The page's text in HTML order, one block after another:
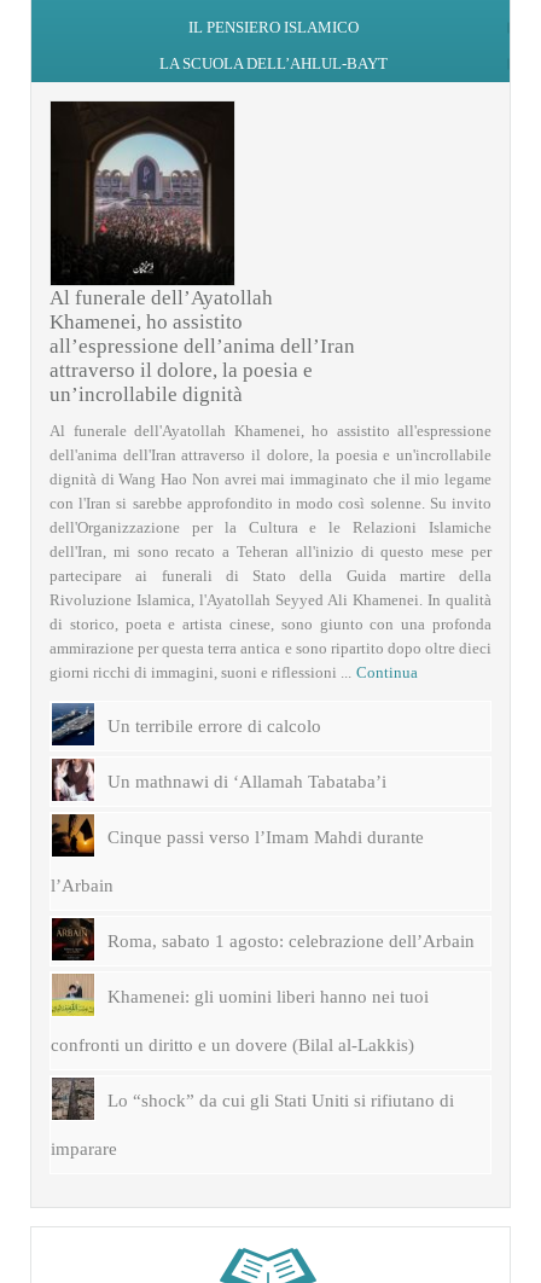
IL PENSIERO ISLAMICO
LA SCUOLA DELL’AHLUL-BAYT
Al funerale dell’Ayatollah
Khamenei, ho assistito
all’espressione dell’anima dell’Iran
attraverso il dolore, la poesia e
un’incrollabile dignità
Al funerale dell'Ayatollah Khamenei, ho assistito all'espressione
dell'anima dell'Iran attraverso il dolore, la poesia e un'incrollabile
dignità di Wang Hao Non avrei mai immaginato che il mio legame
con l'Iran si sarebbe approfondito in modo così solenne. Su invito
dell'Organizzazione per la Cultura e le Relazioni Islamiche
dell'Iran, mi sono recato a Teheran all'inizio di questo mese per
partecipare ai funerali di Stato della Guida martire della
Rivoluzione Islamica, l'Ayatollah Seyyed Ali Khamenei. In qualità
di storico, poeta e artista cinese, sono giunto con una profonda
ammirazione per questa terra antica e sono ripartito dopo oltre dieci
giorni ricchi di immagini, suoni e riflessioni ...
Continua
Un terribile errore di calcolo
Un mathnawi di ‘Allamah Tabataba’i
Cinque passi verso l’Imam Mahdi durante
l’Arbain
Roma, sabato 1 agosto: celebrazione dell’Arbain
Khamenei: gli uomini liberi hanno nei tuoi
confronti un diritto e un dovere (Bilal al-Lakkis)
Lo “shock” da cui gli Stati Uniti si rifiutano di
imparare